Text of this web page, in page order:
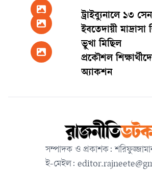
ট্রাইব্যুনালে ১৩
ইবতেদায়ী মাদ্রাসা
ভুখা মিছিল
প্রকৌশল
অ‍্যাকশন
সম্পাদক ও প্রকাশক:
ই-মেইল: